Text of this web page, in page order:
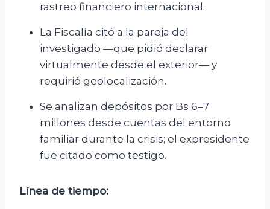
rastreo financiero internacional.
La Fiscalía citó a la pareja del
investigado —que pidió declarar
virtualmente desde el exterior— y
requirió geolocalización.
Se analizan depósitos por Bs 6–7
millones desde cuentas del entorno
familiar durante la crisis; el expresidente
fue citado como testigo.
Línea de tiempo: